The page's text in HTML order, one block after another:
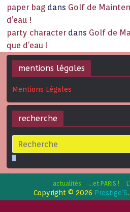
paper bag dans Golf de
d’eau !
party character dans Golf de
que d’eau !
mentions légales
Mentions Légales
recherche
actualités …et PARIS !
Copyright © 2026 Prestige'S